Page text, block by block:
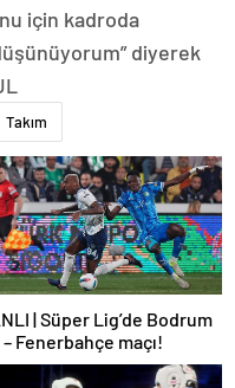
için kadroda
diyerek
Takım
| Süper Lig’de Bodrum
– Fenerbahçe maçı!